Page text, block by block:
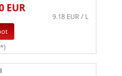
EUR
9.18 EUR / L